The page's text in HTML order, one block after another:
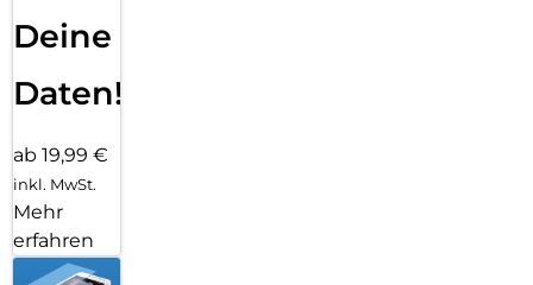
Deine
Daten!
ab 19,99 €
inkl. MwSt.
Mehr
erfahren